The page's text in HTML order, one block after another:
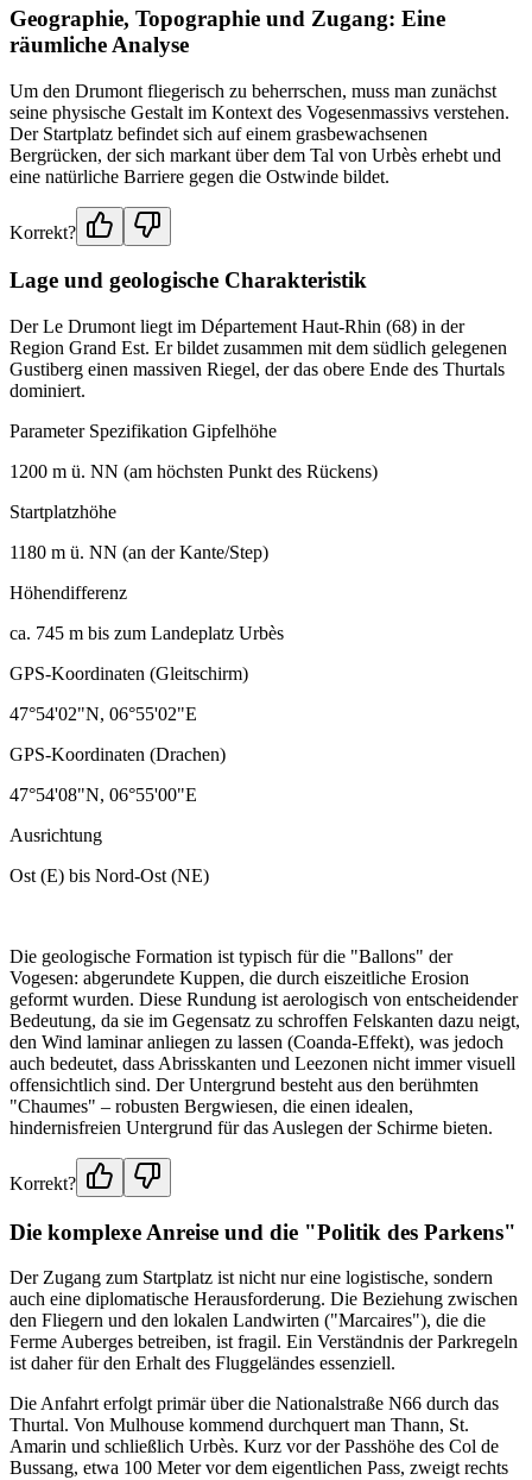
Geographie, Topographie und Zugang: Eine
räumliche Analyse
Um den Drumont fliegerisch zu beherrschen, muss man zunächst
seine physische Gestalt im Kontext des Vogesenmassivs verstehen.
Der Startplatz befindet sich auf einem grasbewachsenen
Bergrücken, der sich markant über dem Tal von Urbès erhebt und
eine natürliche Barriere gegen die Ostwinde bildet.
Korrekt?
Lage und geologische Charakteristik
Der Le Drumont liegt im Département Haut-Rhin (68) in der
Region Grand Est. Er bildet zusammen mit dem südlich gelegenen
Gustiberg einen massiven Riegel, der das obere Ende des Thurtals
dominiert.
Parameter Spezifikation Gipfelhöhe
1200 m ü. NN (am höchsten Punkt des Rückens)
Startplatzhöhe
1180 m ü. NN (an der Kante/Step)
Höhendifferenz
ca. 745 m bis zum Landeplatz Urbès
GPS-Koordinaten (Gleitschirm)
47°54'02"N, 06°55'02"E
GPS-Koordinaten (Drachen)
47°54'08"N, 06°55'00"E
Ausrichtung
Ost (E) bis Nord-Ost (NE)
Die geologische Formation ist typisch für die "Ballons" der
Vogesen: abgerundete Kuppen, die durch eiszeitliche Erosion
geformt wurden. Diese Rundung ist aerologisch von entscheidender
Bedeutung, da sie im Gegensatz zu schroffen Felskanten dazu neigt,
den Wind laminar anliegen zu lassen (Coanda-Effekt), was jedoch
auch bedeutet, dass Abrisskanten und Leezonen nicht immer visuell
offensichtlich sind. Der Untergrund besteht aus den berühmten
"Chaumes" – robusten Bergwiesen, die einen idealen,
hindernisfreien Untergrund für das Auslegen der Schirme bieten.
Korrekt?
Die komplexe Anreise und die "Politik des Parkens"
Der Zugang zum Startplatz ist nicht nur eine logistische, sondern
auch eine diplomatische Herausforderung. Die Beziehung zwischen
den Fliegern und den lokalen Landwirten ("Marcaires"), die die
Ferme Auberges betreiben, ist fragil. Ein Verständnis der Parkregeln
ist daher für den Erhalt des Fluggeländes essenziell.
Die Anfahrt erfolgt primär über die Nationalstraße N66 durch das
Thurtal. Von Mulhouse kommend durchquert man Thann, St.
Amarin und schließlich Urbès. Kurz vor der Passhöhe des Col de
Bussang, etwa 100 Meter vor dem eigentlichen Pass, zweigt rechts